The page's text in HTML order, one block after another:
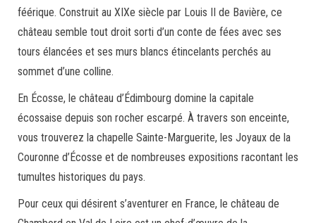
féérique. Construit au XIXe siècle par Louis II de Bavière, ce
château semble tout droit sorti d’un conte de fées avec ses
tours élancées et ses murs blancs étincelants perchés au
sommet d’une colline.
En Écosse, le château d’Édimbourg domine la capitale
écossaise depuis son rocher escarpé. À travers son enceinte,
vous trouverez la chapelle Sainte-Marguerite, les Joyaux de la
Couronne d’Écosse et de nombreuses expositions racontant les
tumultes historiques du pays.
Pour ceux qui désirent s’aventurer en France, le château de